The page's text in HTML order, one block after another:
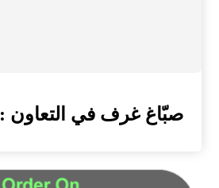
صبّاغ غرف في التعاون : 0565930521